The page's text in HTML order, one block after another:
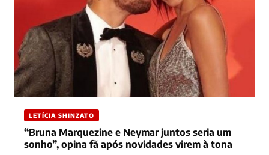
LETÍCIA SHINZATO
“Bruna Marquezine e Neymar juntos seria um
sonho”, opina fã após novidades virem à tona